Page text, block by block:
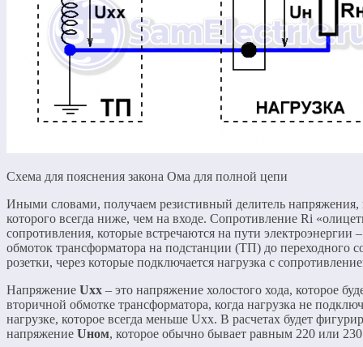
Схема для пояснения закона Ома для полной цепи
Иными словами, получаем резистивный делитель
которого всегда ниже, чем на входе. Сопротивление Ri
сопротивления, которые встречаются на пути электроэнергии
обмоток трансформатора на подстанции (ТП) до переходного
розетки, через которые подключается нагрузка с
Напряжение Uхх – это напряжение холостого хода, которое
вторичной обмотке трансформатора, когда нагрузка не
нагрузке, которое всегда меньше Uхх. В расчетах будет
напряжение Uном, которое обычно бывает равным 220 или